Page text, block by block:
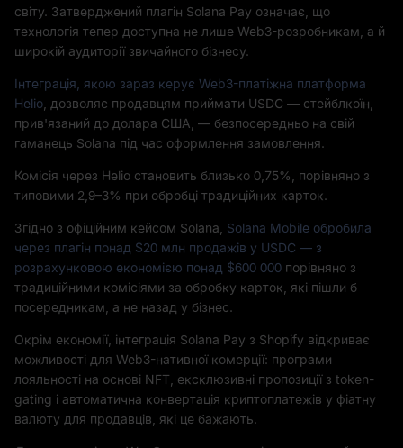
світу. Затверджений плагін Solana Pay означає, що
технологія тепер доступна не лише Web3-розробникам, а й
широкій аудиторії звичайного бізнесу.
Інтеграція, якою зараз керує Web3-платіжна платформа
Helio , дозволяє продавцям приймати USDC — стейблкоїн,
прив'язаний до долара США, — безпосередньо на свій
гаманець Solana під час оформлення замовлення.
Комісія через Helio становить близько 0,75%, порівняно з
типовими 2,9–3% при обробці традиційних карток.
Згідно з офіційним кейсом Solana, Solana Mobile обробила
через плагін понад $20 млн продажів у USDC — з
розрахунковою економією понад $600 000 порівняно з
традиційними комісіями за обробку карток, які пішли б
посередникам, а не назад у бізнес.
Окрім економії, інтеграція Solana Pay з Shopify відкриває
можливості для Web3-нативної комерції: програми
лояльності на основі NFT, ексклюзивні пропозиції з token-
gating і автоматична конвертація криптоплатежів у фіатну
валюту для продавців, які це бажають.